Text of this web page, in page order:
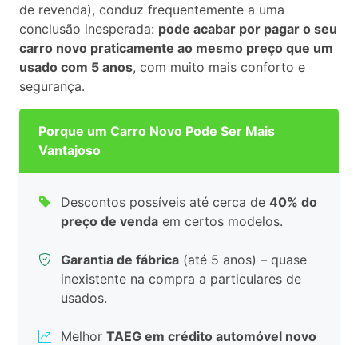
de revenda), conduz frequentemente a uma
conclusão inesperada: pode acabar por pagar o seu
carro novo praticamente ao mesmo preço que um
usado com 5 anos, com muito mais conforto e
segurança.
Porque um Carro Novo Pode Ser Mais
Vantajoso
Descontos possíveis até cerca de 40% do
preço de venda em certos modelos.
Garantia de fábrica (até 5 anos) – quase
inexistente na compra a particulares de
usados.
Melhor TAEG em crédito automóvel novo